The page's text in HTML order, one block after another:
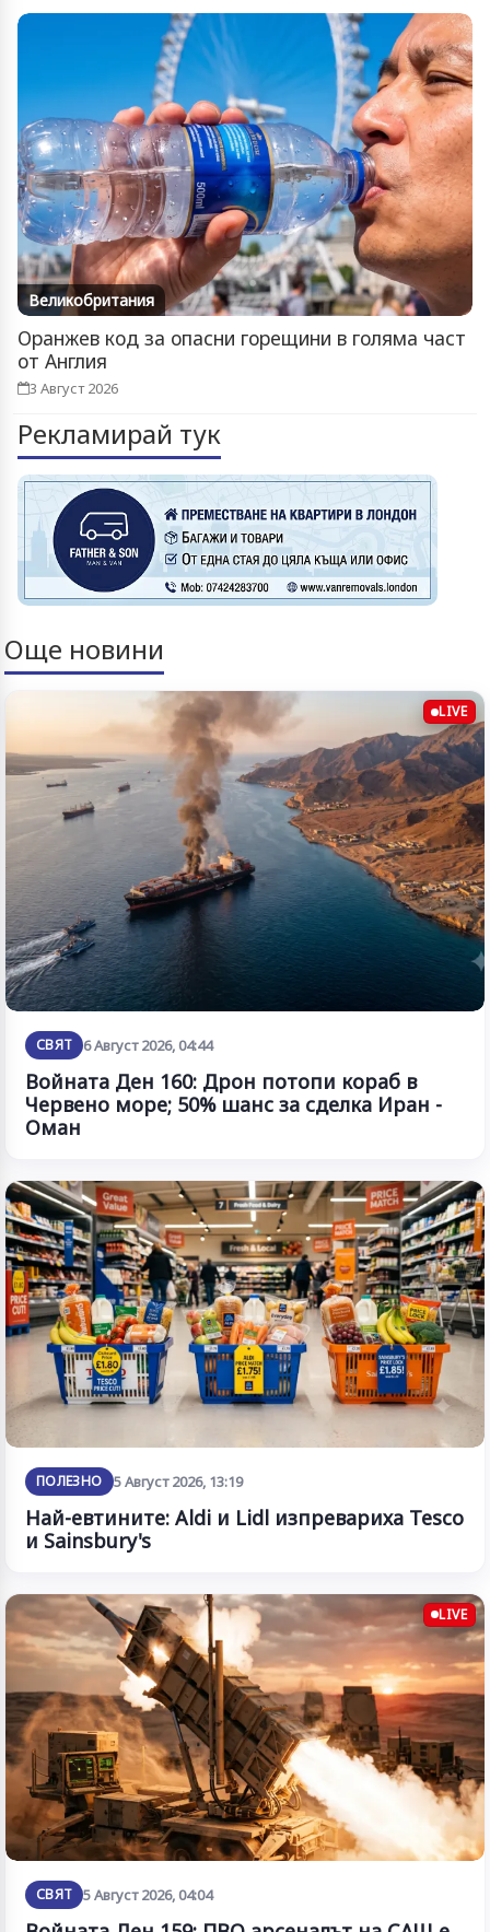
Великобритания
Оранжев код за опасни горещини в голяма част
от Англия
3 Август 2026
Рекламирай тук
Още новини
LIVE
СВЯТ 6 Август 2026, 04:44
Войната Ден 160: Дрон потопи кораб в
Червено море; 50% шанс за сделка Иран -
Оман
ПОЛЕЗНО 5 Август 2026, 13:19
Най-евтините: Aldi и Lidl изпревариха Tesco
и Sainsbury's
LIVE
СВЯТ 5 Август 2026, 04:04